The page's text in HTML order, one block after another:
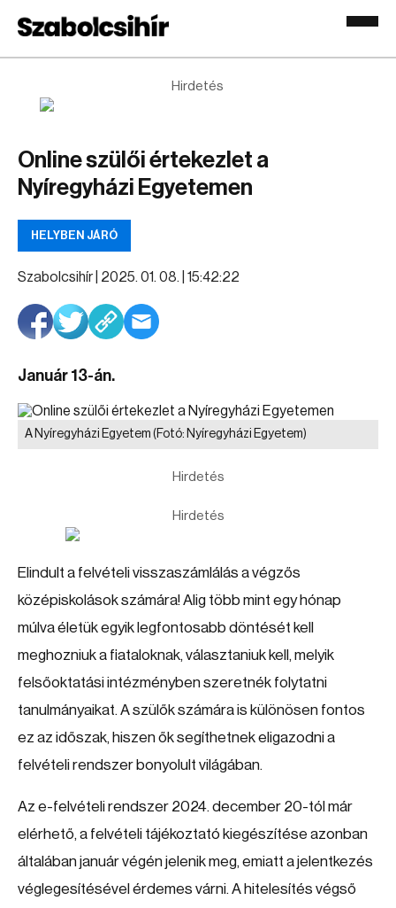
Hirdetés
Online szülői értekezlet a
Nyíregyházi Egyetemen
HELYBEN JÁRÓ
Szabolcsihír | 2025. 01. 08. | 15:42:22
Január 13-án.
A Nyíregyházi Egyetem (Fotó: Nyíregyházi Egyetem)
Hirdetés
Hirdetés
Elindult a felvételi visszaszámlálás a végzős
középiskolások számára! Alig több mint egy hónap
múlva életük egyik legfontosabb döntését kell
meghozniuk a fiataloknak, választaniuk kell, melyik
felsőoktatási intézményben szeretnék folytatni
tanulmányaikat. A szülők számára is különösen fontos
ez az időszak, hiszen ők segíthetnek eligazodni a
felvételi rendszer bonyolult világában.
Az e-felvételi rendszer 2024. december 20-tól már
elérhető, a felvételi tájékoztató kiegészítése azonban
általában január végén jelenik meg, emiatt a jelentkezés
véglegesítésével érdemes várni. A hitelesítés végső